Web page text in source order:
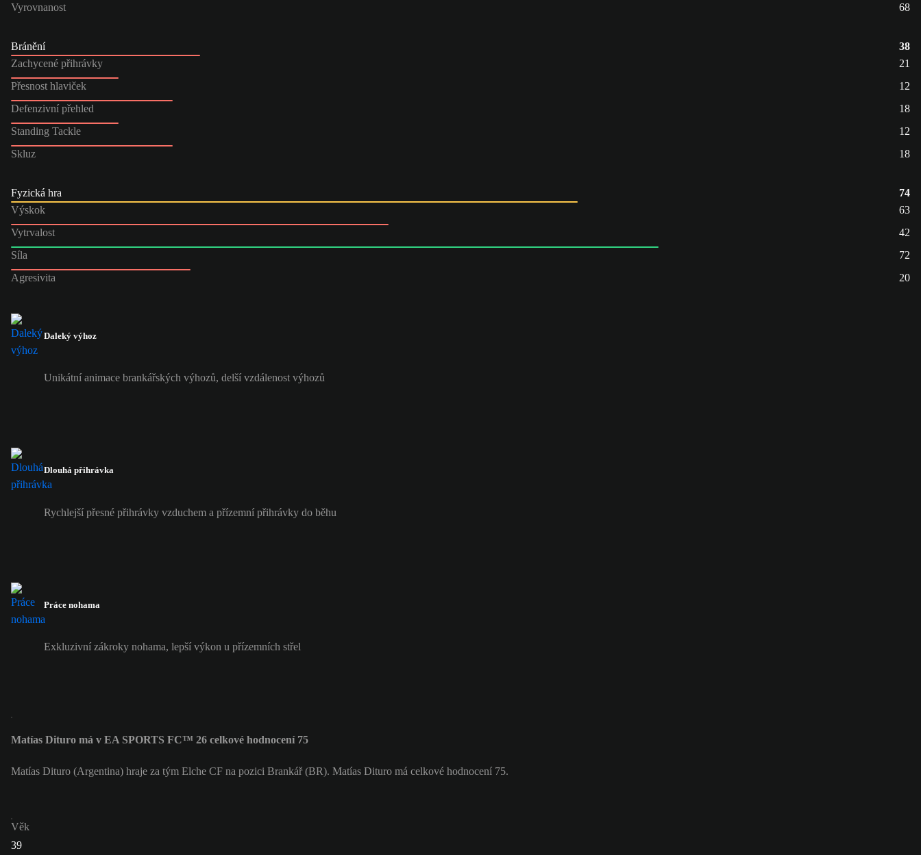
Vyrovnanost
68
Bránění
38
Zachycené přihrávky
21
Přesnost hlaviček
12
Defenzivní přehled
18
Standing Tackle
12
Skluz
18
Fyzická hra
74
Výskok
63
Vytrvalost
42
Síla
72
Agresivita
20
Daleký výhoz
Unikátní animace brankářských výhozů, delší vzdálenost výhozů
Dlouhá přihrávka
Rychlejší přesné přihrávky vzduchem a přízemní přihrávky do běhu
Práce nohama
Exkluzivní zákroky nohama, lepší výkon u přízemních střel
Matías Dituro má v EA SPORTS FC™ 26 celkové hodnocení 75
Matías Dituro (Argentina) hraje za tým Elche CF na pozici Brankář (BR). Matías Dituro má celkové hodnocení 75.
Věk
39